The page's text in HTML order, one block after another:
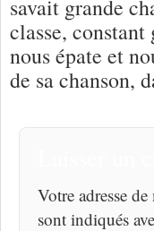
savait grande
classe,
nous épate et
de sa chanson,
Votre adresse
sont indiqués